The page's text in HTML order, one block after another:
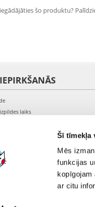
Šī tīmekļa
Mēs
funkcijas
kopīgojam
ar citu
šo produktu?
laiks